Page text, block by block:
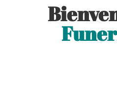
Funer